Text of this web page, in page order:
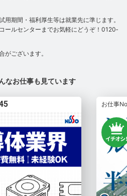
用期間・福利厚生等は就業先に準じます。
ールセンターまでお気軽にどうぞ！0120‐
がございます。
なお仕事も見ています
お仕事